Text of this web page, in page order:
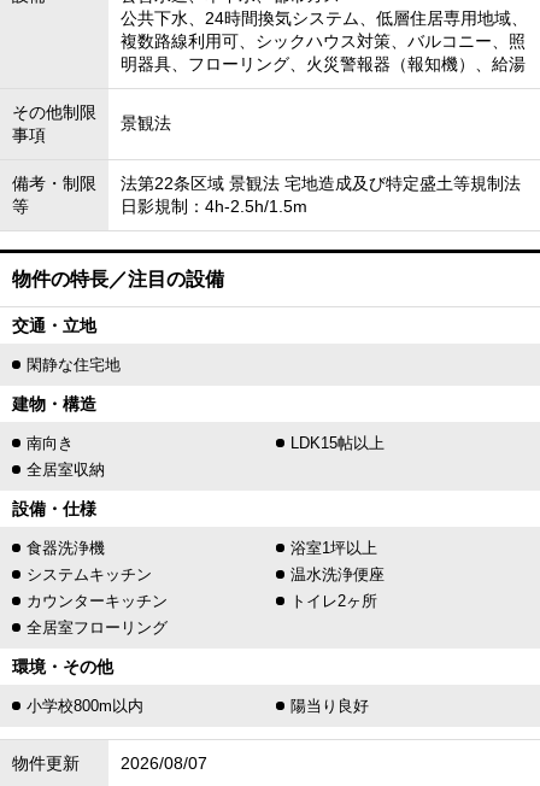
公共下水、24時間換気システム、低層住居専用地域、
複数路線利用可、シックハウス対策、バルコニー、照
明器具、フローリング、火災警報器（報知機）、給湯
その他制限
事項
景観法
備考・制限
等
法第22条区域 景観法 宅地造成及び特定盛土等規制法
日影規制：4h-2.5h/1.5m
物件の特長／注目の設備
交通・立地
閑静な住宅地
建物・構造
南向き
LDK15帖以上
全居室収納
設備・仕様
食器洗浄機
浴室1坪以上
システムキッチン
温水洗浄便座
カウンターキッチン
トイレ2ヶ所
全居室フローリング
環境・その他
小学校800m以内 陽当り良好
物件更新 2026/08/07